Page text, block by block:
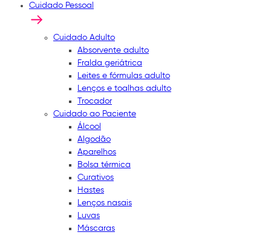
Cuidado Pessoal
Cuidado Adulto
Absorvente adulto
Fralda geriátrica
Leites e fórmulas adulto
Lenços e toalhas adulto
Trocador
Cuidado ao Paciente
Álcool
Algodão
Aparelhos
Bolsa térmica
Curativos
Hastes
Lenços nasais
Luvas
Máscaras